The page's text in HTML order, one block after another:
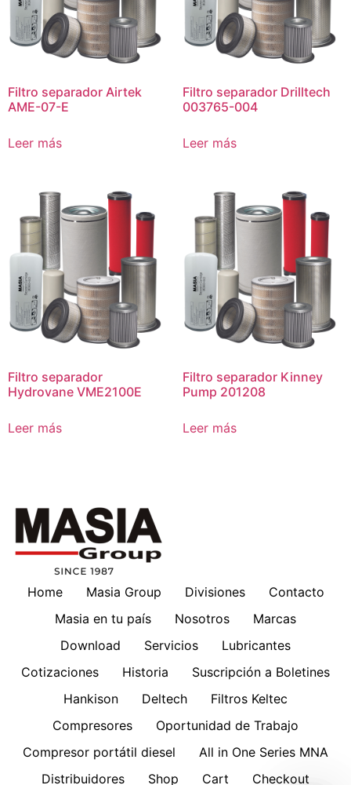
Filtro separador Airtek
AME-07-E
Leer más
Filtro separador Drilltech
003765-004
Leer más
Filtro separador
Hydrovane VME2100E
Leer más
Filtro separador Kinney
Pump 201208
Leer más
Home Masia Group Divisiones
Contacto
Masia en tu país
Nosotros
Marcas
Download
Servicios
Lubricantes
Cotizaciones
Historia
Suscripción a Boletines
Hankison
Deltech
Filtros Keltec
Compresores
Oportunidad de Trabajo
Compresor portátil diesel
All in One Series MNA
Distribuidores
Shop Cart Checkout